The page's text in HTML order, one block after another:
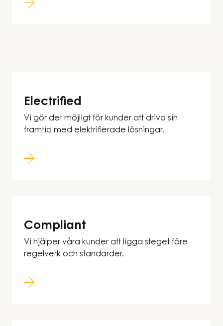
Electrified
Vi gör det möjligt för kunder att driva sin
framtid med elektrifierade lösningar.
Compliant
Vi hjälper våra kunder att ligga steget före
regelverk och standarder.